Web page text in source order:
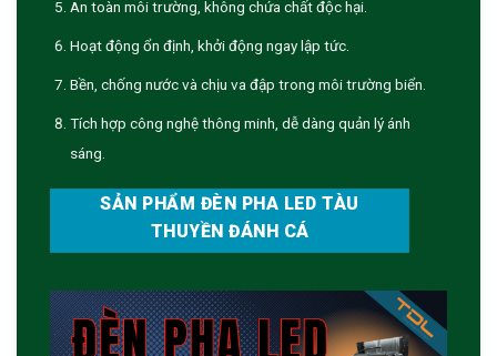
An toàn môi trường, không chứa chất độc hại.
Hoạt động ổn định, khởi động ngay lập tức.
Bền, chống nước và chịu va đập trong môi trường biển.
Tích hợp công nghệ thông minh, dễ dàng quản lý ánh
sáng.
SẢN PHẨM ĐÈN PHA LED TÀU
THUYỀN ĐÁNH CÁ